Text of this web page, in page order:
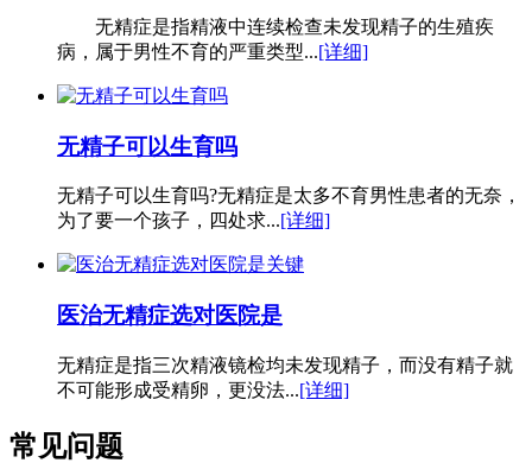
无精症是指精液中连续检查未发现精子的生殖疾
病，属于男性不育的严重类型...[详细]
无精子可以生育吗
无精子可以生育吗?无精症是太多不育男性患者的无奈，
为了要一个孩子，四处求...[详细]
医治无精症选对医院是
无精症是指三次精液镜检均未发现精子，而没有精子就
不可能形成受精卵，更没法...[详细]
常见问题